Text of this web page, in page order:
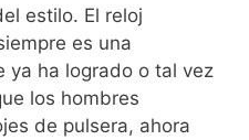
estilo. El reloj
es una
ya ha logrado o tal vez
los hombres
de pulsera, ahora